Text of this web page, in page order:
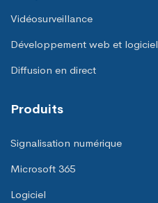
Vidéosurveillance
Développement web et logiciel
Diffusion en direct
Produits
Signalisation numérique
Microsoft 365
Logiciel